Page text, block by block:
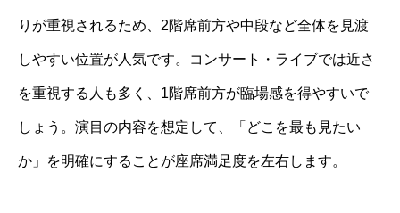
りが重視されるため、2階席前方や中段など全体を見渡
しやすい位置が人気です。コンサート・ライブでは近さ
を重視する人も多く、1階席前方が臨場感を得やすいで
しょう。演目の内容を想定して、「どこを最も見たい
か」を明確にすることが座席満足度を左右します。